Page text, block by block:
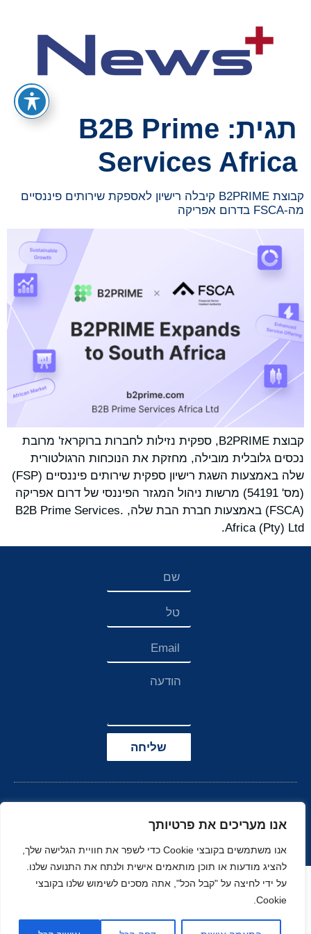
אנו מעריכים את פרטיותך
אנו משתמשים בקובצי Cookie כדי לשפר את חוויית הגלישה שלך,
להציג מודעות או תוכן מותאמים אישית ולנתח את התנועה שלנו.
על ידי לחיצה על "קבל הכל", אתה מסכים לשימוש שלנו בקובצי
Cookie.
תגית: B2B Prime
Services Africa
קבוצת B2PRIME קיבלה רישיון לאספקת שירותים פיננסיים
מה-FSCA בדרום אפריקה
קבוצת B2PRIME, ספקית נזילות לחברות ברוקראז' מרובת
נכסים גלובלית מובילה, מחזקת את הנוכחות הרגולטורית
שלה באמצעות השגת רישיון ספקית שירותים פיננסיים (FSP)
(מס' 54191) מרשות ניהול המגזר הפיננסי של דרום אפריקה
(FSCA) באמצעות חברת הבת שלה, .B2B Prime Services
Africa (Pty) Ltd.
שליחה
הצהרת נגישות